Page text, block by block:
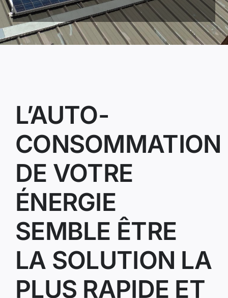
L’AUTO-
CONSOMMATION
DE VOTRE
ÉNERGIE
SEMBLE ÊTRE
LA SOLUTION LA
PLUS RAPIDE ET